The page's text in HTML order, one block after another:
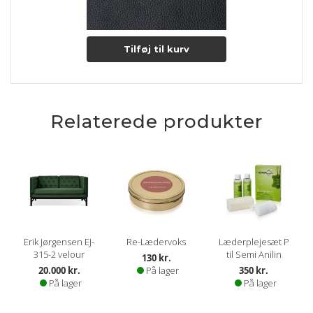
Tilføj til kurv
Relaterede produkter
Erik Jørgensen EJ-
315-2 velour
20.000 kr.
På lager
Re-Lædervoks
130 kr.
På lager
Læderplejesæt P
til Semi Anilin
350 kr.
På lager